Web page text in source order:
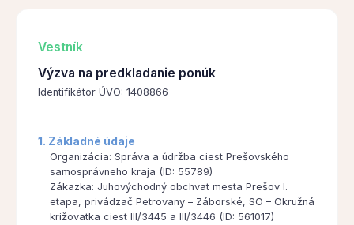
Vestník
Výzva na predkladanie ponúk
Identifikátor ÚVO: 1408866
1. Základné údaje
Organizácia: Správa a údržba ciest Prešovského
samosprávneho kraja (ID: 55789)
Zákazka: Juhovýchodný obchvat mesta Prešov I.
etapa, privádzač Petrovany – Záborské, SO – Okružná
križovatka ciest III/3445 a III/3446 (ID: 561017)